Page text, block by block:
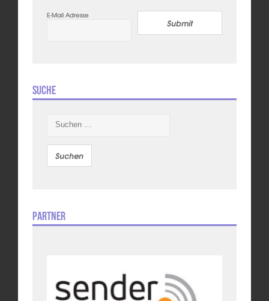
E-Mail Adresse
Submit
Suche
nach:
Partner